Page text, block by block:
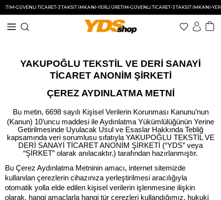
GÜVENLİ TİCARET•3 TAKSİT İMKANI•YERLİ ÜRETİM•GÜVENLİ TİCARET•3 TAKSİT İMKANI•YERLİ
YAKUPOĞLU TEKSTİL VE DERİ SANAYİ
TİCARET ANONİM ŞİRKETİ
ÇEREZ AYDINLATMA METNİ
Bu metin, 6698 sayılı Kişisel Verilerin Korunması Kanunu’nun
(Kanun) 10’uncu maddesi ile Aydınlatma Yükümlülüğünün Yerine
Getirilmesinde Uyulacak Usul ve Esaslar Hakkında Tebliğ
kapsamında veri sorumlusu sıfatıyla YAKUPOĞLU TEKSTİL VE
DERİ SANAYİ TİCARET ANONİM ŞİRKETİ (“YDS” veya
“ŞİRKET” olarak anılacaktır.) tarafından hazırlanmıştır.
Bu Çerez Aydınlatma Metninin amacı, internet sitemizde
kullanılan çerezlerin cihazınıza yerleştirilmesi aracılığıyla
otomatik yolla elde edilen kişisel verilerin işlenmesine ilişkin
olarak, hangi amaçlarla hangi tür çerezleri kullandığımız, hukuki